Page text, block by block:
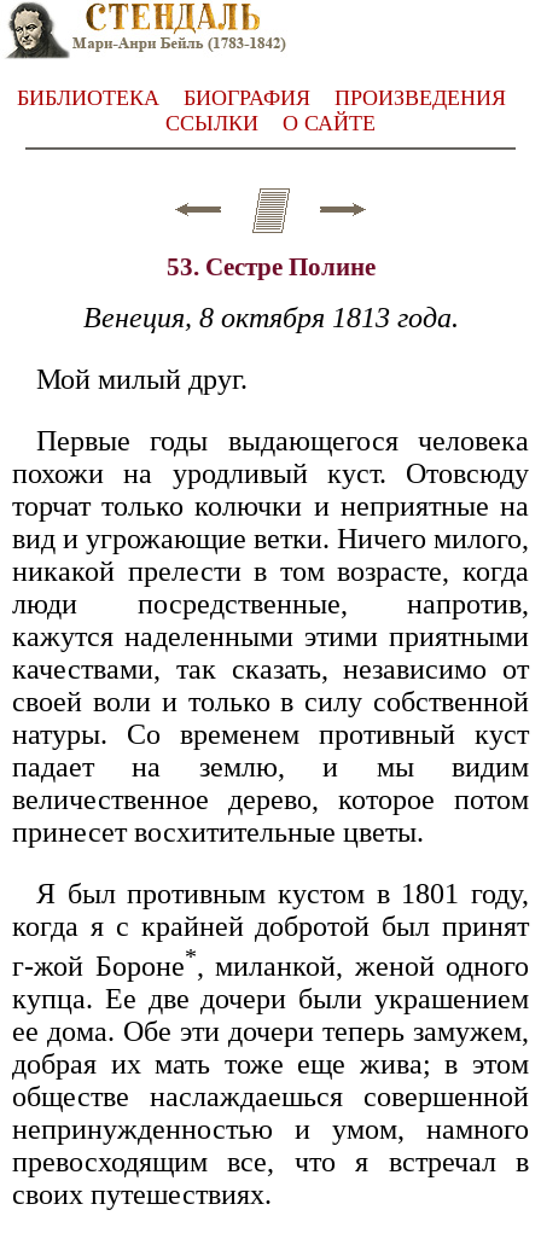
БИБЛИОТЕКА БИОГРАФИЯ
ПРОИЗВЕДЕНИЯ
ССЫЛКИ
О САЙТЕ
53. Сестре Полине
Венеция, 8 октября 1813 года.
Мой милый друг.
Первые годы выдающегося человека
похожи на уродливый куст. Отовсюду
торчат только колючки и неприятные на
вид и угрожающие ветки. Ничего милого,
никакой прелести в том возрасте, когда
люди посредственные, напротив,
кажутся наделенными этими приятными
качествами, так сказать, независимо от
своей воли и только в силу собственной
натуры. Со временем противный куст
падает на землю, и мы видим
величественное дерево, которое потом
принесет восхитительные цветы.
Я был противным кустом в 1801 году,
когда я с крайней добротой был принят
г-жой Бороне*, миланкой, женой одного
купца. Ее две дочери были украшением
ее дома. Обе эти дочери теперь замужем,
добрая их мать тоже еще жива; в этом
обществе наслаждаешься совершенной
непринужденностью и умом, намного
превосходящим все, что я встречал в
своих путешествиях.